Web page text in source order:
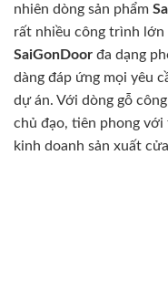
nhiên dòng sản phẩm
rất nhiều công trình lớn
SaiGonDoor đa dạng
dàng đáp ứng mọi yêu
dự án. Với dòng gỗ
chủ đạo, tiên phong
kinh doanh sản xuất